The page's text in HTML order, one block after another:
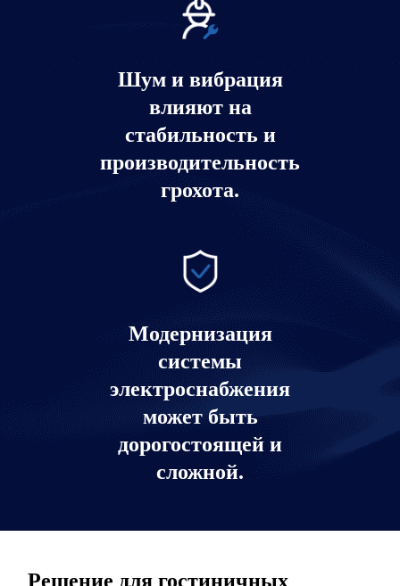
Шум и вибрация
влияют на
стабильность и
производительность
грохота.
Модернизация
системы
электроснабжения
может быть
дорогостоящей и
сложной.
Решение для гостиничных